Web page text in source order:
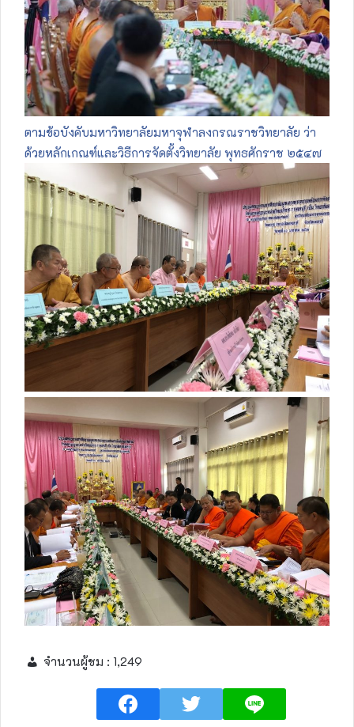
ตามข้อบังคับมหาวิทยาลัยมหาจุฬาลงกรณราชวิทยาลัย ว่า
ด้วยหลักเกณฑ์และวิธีการจัดตั้งวิทยาลัย พุทธศักราช ๒๕๔๗
จำนวนผู้ชม : 1,249